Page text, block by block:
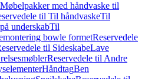
Møbelpakker med håndvaske til
til Til håndvaskeTil
underskabTil
bowle formetReservedele
til SideskabeLave
Reservedele til Andre
HåndtagBen